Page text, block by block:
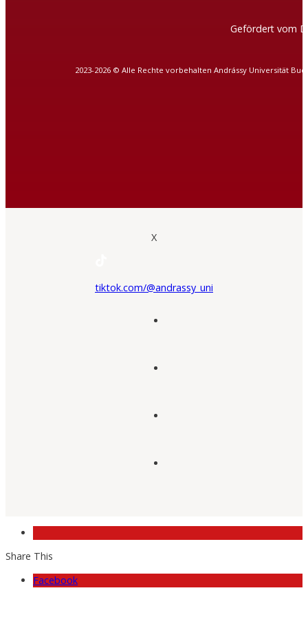
Gefördert vom
2023-2026 © Alle Rechte vorbehalten Andrássy Universität
X
tiktok.com/@andrassy_uni
Share This
Facebook